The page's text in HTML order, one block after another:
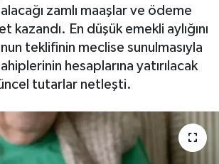
zamlı maaşlar ve ödeme
kazandı. En düşük emekli aylığını
teklifinin meclise sunulmasıyla
hesaplarına yatırılacak
tutarlar netleşti.